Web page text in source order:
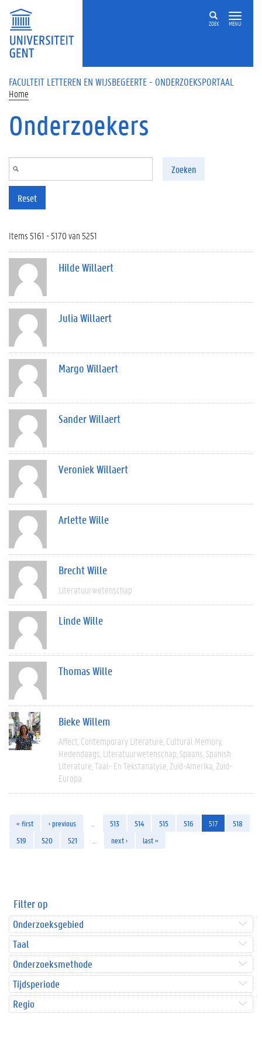
Overslaan en naar de inhoud gaan
ZOEK MENU
FACULTEIT LETTEREN EN WIJSBEGEERTE - ONDERZOEKSPORTAAL
Home
Onderzoekers
Zoeken
Reset
Items 5161 - 5170 van 5251
Hilde Willaert
Julia Willaert
Margo Willaert
Sander Willaert
Veroniek Willaert
Arlette Wille
Brecht Wille
Literatuurwetenschap
Linde Wille
Thomas Wille
Bieke Willem
Affect Contemporary Literature Cultural Memory
Hedendaags Literatuurwetenschap Spaans Spanish
Literature Taal- En Tekstanalyse Zuid-Amerika Zuid-
Europa
« first ‹ previous 513 514 515 516 517
518
519
520 521 next › last »
Filter op
Onderzoeksgebied
Taal
Onderzoeksmethode
Tijdsperiode
Regio